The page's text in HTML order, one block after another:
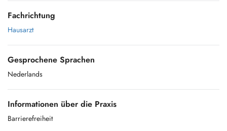
Fachrichtung
Hausarzt
Gesprochene Sprachen
Nederlands
Informationen über die Praxis
Barrierefreiheit